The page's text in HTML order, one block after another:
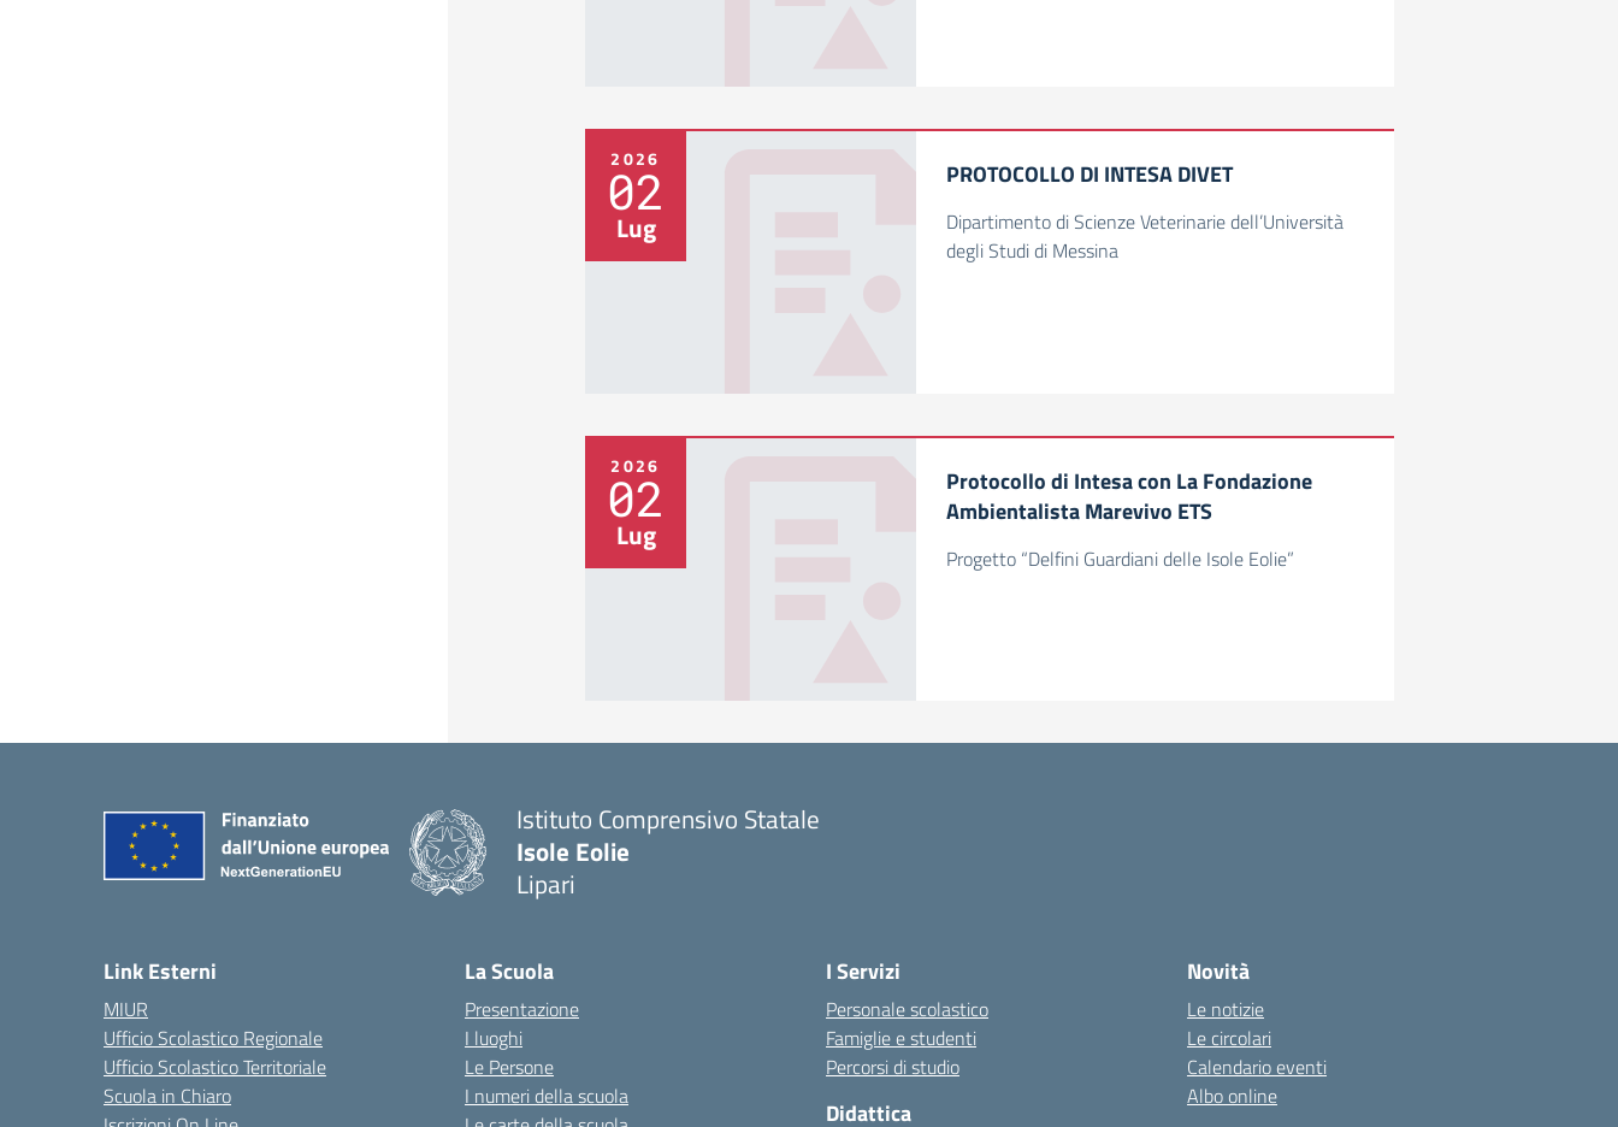
2026
02
Lug
PROTOCOLLO DI INTESA DIVET
Dipartimento di Scienze Veterinarie dell’Università
degli Studi di Messina
2026
02
Lug
Protocollo di Intesa con La Fondazione
Ambientalista Marevivo ETS
Progetto “Delfini Guardiani delle Isole Eolie”
Istituto Comprensivo Statale
Isole Eolie
Lipari
Link Esterni
MIUR
Ufficio Scolastico Regionale
Ufficio Scolastico Territoriale
Scuola in Chiaro
La Scuola
Presentazione
I luoghi
Le Persone
I numeri della scuola
I Servizi
Personale scolastico
Famiglie e studenti
Percorsi di studio
Didattica
Novità
Le notizie
Le circolari
Calendario eventi
Albo online